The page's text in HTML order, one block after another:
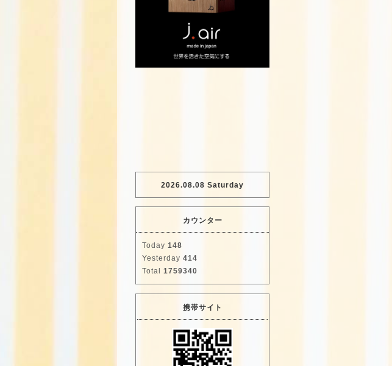
2026.08.08 Saturday
カウンター
Today 148
Yesterday 414
Total 1759340
携帯サイト